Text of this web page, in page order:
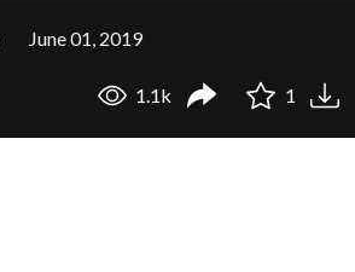
June 01, 2019
1.1k 1